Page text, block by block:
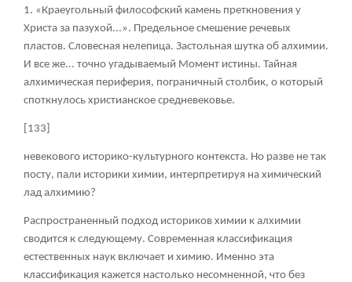
1. «Краеугольный философский камень преткновения у
Христа за пазухой...». Предельное смешение речевых
пластов. Словесная нелепица. Застольная шутка об алхимии.
И все же... точно угадываемый Момент истины. Тайная
алхимическая периферия, пограничный столбик, о который
споткнулось христианское средневековье.
[133]
невекового историко-культурного контекста. Но разве не так
посту, пали историки химии, интерпретируя на химический
лад алхимию?
Распространенный подход историков химии к алхимии
сводится к следующему. Современная классификация
естественных наук включает и химию. Именно эта
классификация кажется настолько несомненной, что без